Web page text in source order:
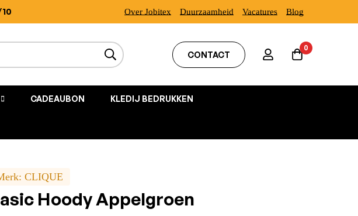
Over Jobitex Duurzaamheid Vacatures Blog
CONTACT
0
CADEAUBON KLEDIJ BEDRUKKEN
CLIQUE
Hoody Appelgroen